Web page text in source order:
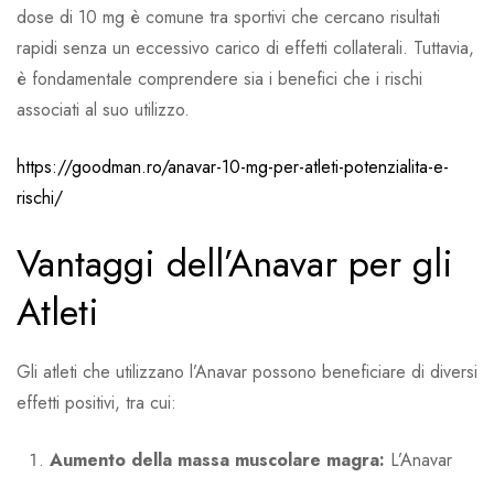
dose di 10 mg è comune tra sportivi che cercano risultati
rapidi senza un eccessivo carico di effetti collaterali. Tuttavia,
è fondamentale comprendere sia i benefici che i rischi
associati al suo utilizzo.
https://goodman.ro/anavar-10-mg-per-atleti-potenzialita-e-
rischi/
Vantaggi dell’Anavar per gli
Atleti
Gli atleti che utilizzano l’Anavar possono beneficiare di diversi
effetti positivi, tra cui:
Aumento della massa muscolare magra: L’Anavar